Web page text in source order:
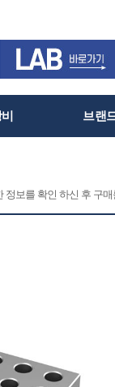
브랜
보를 확인 하신 후 구